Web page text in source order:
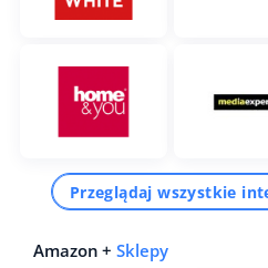
Przeglądaj wszystkie
Amazon +Sklepy